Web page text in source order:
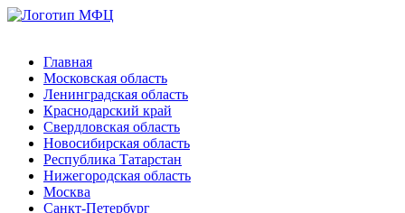
Главная
Московская область
Ленинградская область
Краснодарский край
Свердловская область
Новосибирская область
Республика Татарстан
Нижегородская область
Москва
Санкт-Петербург